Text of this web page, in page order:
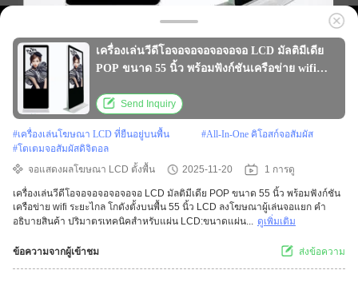
เครื่องเล่นวีดีโอจอจอจอจอจอจอ LCD มัลติมีเดีย
POP ขนาด 55 นิ้ว พร้อมฟังก์ชันเครือข่าย wifi
Send Inquiry
#เครื่องเล่นโฆษณา LCD ที่ยืนอยู่บนพื้น #All-In-One คิโอสก์จอสัมผัส
#โตเตมจอสัมผัสดิจิตอล
จอแสดงผลโฆษณา LCD ตั้งพื้น
2025-11-20 1 การดู
เครื่องเล่นวีดีโอจอจอจอจอจอจอ LCD มัลติมีเดีย POP ขนาด 55 นิ้ว พร้อมฟังก์ชัน
เครือข่าย wifi ระยะไกล โกดังตั้งบนพื้น 55 นิ้ว LCD ลงโฆษณาผู้เล่นจอแยก คํา
อธิบายสินค้า ปริมาตรเทคนิคสําหรับแผ่น LCD:ขนาดแผ่น... ดูเพิ่มเติม
ข้อความจากผู้เข้าชม ส่งข้อความ